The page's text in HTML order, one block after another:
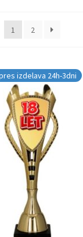
medalj, plaket
1
2
izdelava 24h-3dni